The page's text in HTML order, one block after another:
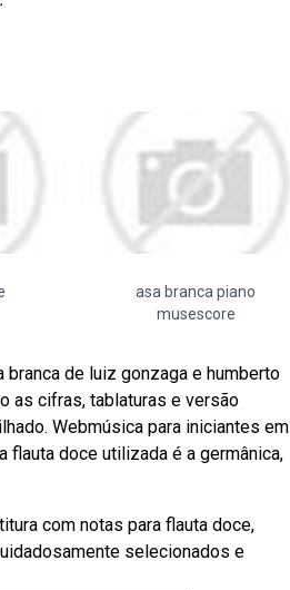
asa branca piano
musescore
de luiz gonzaga e humberto
as cifras, tablaturas e versão
Webmúsica para iniciantes em
flauta doce utilizada é a germânica,
com notas para flauta doce,
selecionados e